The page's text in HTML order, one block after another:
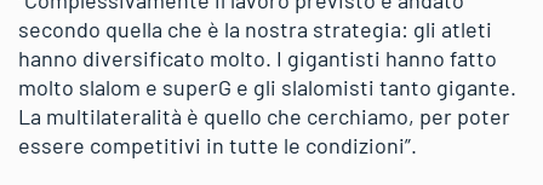
secondo quella che è la nostra strategia: gli atleti
hanno diversificato molto. I gigantisti hanno fatto
molto slalom e superG e gli slalomisti tanto gigante.
La multilateralità è quello che cerchiamo, per poter
essere competitivi in tutte le condizioni”.